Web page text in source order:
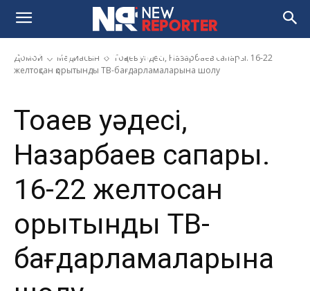
Домой Медиасын
Тоқаев уәдесі, Назарбаев сапары. 16-22
желтоқсан қорытынды ТВ-бағдарламаларына шолу
сапары. 16-22 желтоқсан
қорытынды ТВ-
бағдарламаларына шолу
Тоқаев уәдесі,
Назарбаев сапары.
16-22 желтоқсан
қорытынды ТВ-
бағдарламаларына